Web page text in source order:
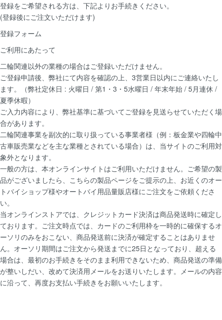
登録をご希望される方は、下記よりお手続きください。
(登録後にご注文いただけます)
登録フォーム
ご利用にあたって
二輪関連以外の業種の場合はご登録いただけません。
ご登録申請後、弊社にて内容を確認の上、3営業日以内にご連絡いたし
ます。（弊社定休日 : 火曜日 / 第1・3・5水曜日 / 年末年始 / 5月連休 /
夏季休暇）
ご入力内容により、弊社基準に基づいてご登録を見送らせていただく場
合があります。
二輪関連事業を副次的に取り扱っている事業者様（例：板金業や四輪中
古車販売業などを主な業種とされている場合）は、当サイトのご利用対
象外となります。
一般の方は、本オンラインサイトはご利用いただけません。ご希望の製
品がございましたら、こちらの製品ページをご提示の上、お近くのオー
トバイショップ様やオートバイ用品量販店様にご注文をご依頼くださ
い。
当オンラインストアでは、クレジットカード決済は商品発送時に確定し
ております。ご注文時点では、カードのご利用枠を一時的に確保するオ
ーソリのみをおこない、商品発送前に決済が確定することはありませ
ん。オーソリ期間はご注文から発送までに25日となっており、超える
場合は、最初のお手続きをそのまま利用できないため、商品発送の準備
が整いしだい、改めて決済用メールをお送りいたします。メールの内容
に沿って、再度お支払い手続きをお願いいたします。